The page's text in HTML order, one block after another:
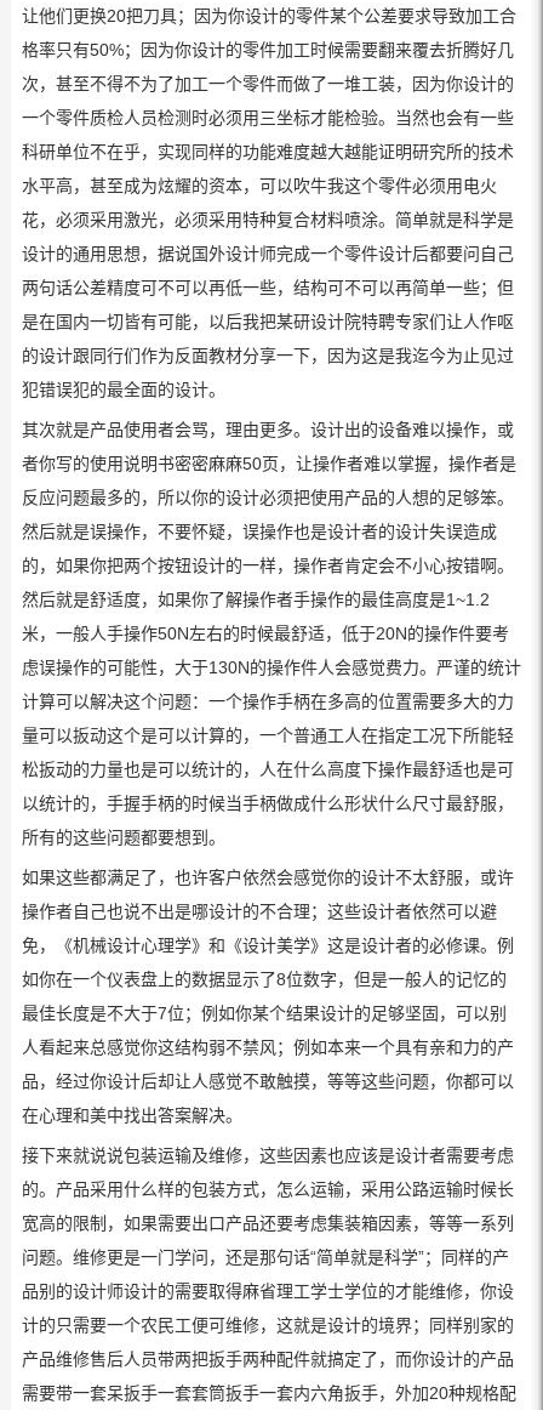
让他们更换20把刀具；因为你设计的零件某个公差要求导致加工合
格率只有50%；因为你设计的零件加工时候需要翻来覆去折腾好几
次，甚至不得不为了加工一个零件而做了一堆工装，因为你设计的
一个零件质检人员检测时必须用三坐标才能检验。当然也会有一些
科研单位不在乎，实现同样的功能难度越大越能证明研究所的技术
水平高，甚至成为炫耀的资本，可以吹牛我这个零件必须用电火
花，必须采用激光，必须采用特种复合材料喷涂。简单就是科学是
设计的通用思想，据说国外设计师完成一个零件设计后都要问自己
两句话公差精度可不可以再低一些，结构可不可以再简单一些；但
是在国内一切皆有可能，以后我把某研设计院特聘专家们让人作呕
的设计跟同行们作为反面教材分享一下，因为这是我迄今为止见过
犯错误犯的最全面的设计。
其次就是产品使用者会骂，理由更多。设计出的设备难以操作，或
者你写的使用说明书密密麻麻50页，让操作者难以掌握，操作者是
反应问题最多的，所以你的设计必须把使用产品的人想的足够笨。
然后就是误操作，不要怀疑，误操作也是设计者的设计失误造成
的，如果你把两个按钮设计的一样，操作者肯定会不小心按错啊。
然后就是舒适度，如果你了解操作者手操作的最佳高度是1~1.2
米，一般人手操作50N左右的时候最舒适，低于20N的操作件要考
虑误操作的可能性，大于130N的操作件人会感觉费力。严谨的统计
计算可以解决这个问题：一个操作手柄在多高的位置需要多大的力
量可以扳动这个是可以计算的，一个普通工人在指定工况下所能轻
松扳动的力量也是可以统计的，人在什么高度下操作最舒适也是可
以统计的，手握手柄的时候当手柄做成什么形状什么尺寸最舒服，
所有的这些问题都要想到。
如果这些都满足了，也许客户依然会感觉你的设计不太舒服，或许
操作者自己也说不出是哪设计的不合理；这些设计者依然可以避
免，《机械设计心理学》和《设计美学》这是设计者的必修课。例
如你在一个仪表盘上的数据显示了8位数字，但是一般人的记忆的
最佳长度是不大于7位；例如你某个结果设计的足够坚固，可以别
人看起来总感觉你这结构弱不禁风；例如本来一个具有亲和力的产
品，经过你设计后却让人感觉不敢触摸，等等这些问题，你都可以
在心理和美中找出答案解决。
接下来就说说包装运输及维修，这些因素也应该是设计者需要考虑
的。产品采用什么样的包装方式，怎么运输，采用公路运输时候长
宽高的限制，如果需要出口产品还要考虑集装箱因素，等等一系列
问题。维修更是一门学问，还是那句话“简单就是科学”；同样的产
品别的设计师设计的需要取得麻省理工学士学位的才能维修，你设
计的只需要一个农民工便可维修，这就是设计的境界；同样别家的
产品维修售后人员带两把扳手两种配件就搞定了，而你设计的产品
需要带一套呆扳手一套套筒扳手一套内六角扳手，外加20种规格配